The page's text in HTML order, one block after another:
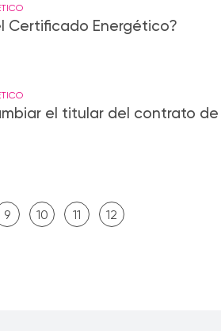
Certificado Energético?
el titular del contrato de
9 10 11 12